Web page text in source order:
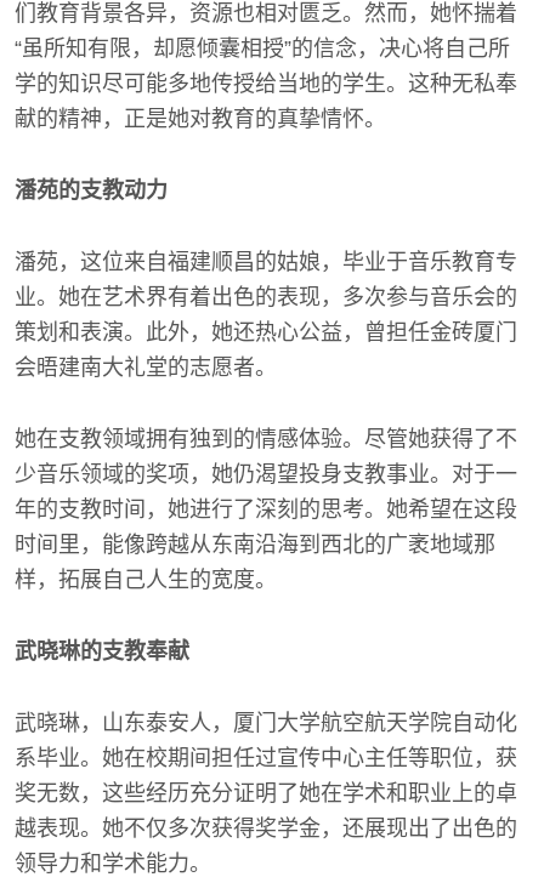
们教育背景各异，资源也相对匮乏。然而，她怀揣着
“虽所知有限，却愿倾囊相授”的信念，决心将自己所
学的知识尽可能多地传授给当地的学生。这种无私奉
献的精神，正是她对教育的真挚情怀。
潘苑的支教动力
潘苑，这位来自福建顺昌的姑娘，毕业于音乐教育专
业。她在艺术界有着出色的表现，多次参与音乐会的
策划和表演。此外，她还热心公益，曾担任金砖厦门
会晤建南大礼堂的志愿者。
她在支教领域拥有独到的情感体验。尽管她获得了不
少音乐领域的奖项，她仍渴望投身支教事业。对于一
年的支教时间，她进行了深刻的思考。她希望在这段
时间里，能像跨越从东南沿海到西北的广袤地域那
样，拓展自己人生的宽度。
武晓琳的支教奉献
武晓琳，山东泰安人，厦门大学航空航天学院自动化
系毕业。她在校期间担任过宣传中心主任等职位，获
奖无数，这些经历充分证明了她在学术和职业上的卓
越表现。她不仅多次获得奖学金，还展现出了出色的
领导力和学术能力。